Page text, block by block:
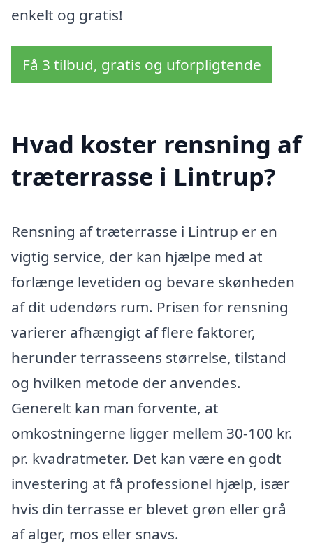
enkelt og gratis!
Få 3 tilbud, gratis og uforpligtende
Hvad koster rensning af
træterrasse i Lintrup?
Rensning af træterrasse i Lintrup er en
vigtig service, der kan hjælpe med at
forlænge levetiden og bevare skønheden
af dit udendørs rum. Prisen for rensning
varierer afhængigt af flere faktorer,
herunder terrasseens størrelse, tilstand
og hvilken metode der anvendes.
Generelt kan man forvente, at
omkostningerne ligger mellem 30-100 kr.
pr. kvadratmeter. Det kan være en godt
investering at få professionel hjælp, især
hvis din terrasse er blevet grøn eller grå
af alger, mos eller snavs.